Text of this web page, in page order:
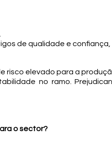
de qualidade e confiança,
risco elevado para a
no ramo.
o sector?